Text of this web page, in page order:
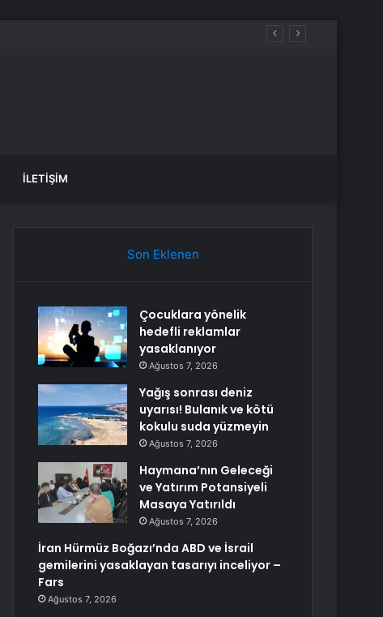
İLETIŞIM
Son Eklenen
Çocuklara yönelik
hedefli reklamlar
yasaklanıyor
Ağustos 7, 2026
Yağış sonrası deniz
uyarısı! Bulanık ve kötü
kokulu suda yüzmeyin
Ağustos 7, 2026
Haymana’nın Geleceği
ve Yatırım Potansiyeli
Masaya Yatırıldı
Ağustos 7, 2026
İran Hürmüz Boğazı’nda ABD ve İsrail
gemilerini yasaklayan tasarıyı inceliyor –
Fars
Ağustos 7, 2026